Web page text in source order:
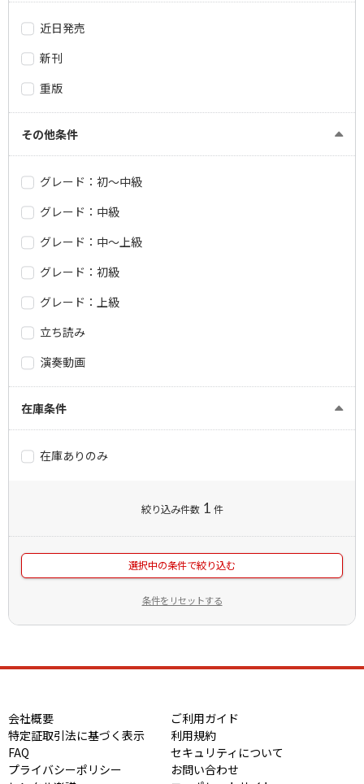
近日発売
新刊
重版
その他条件
グレード：初～中級
グレード：中級
グレード：中～上級
グレード：初級
グレード：上級
立ち読み
演奏動画
在庫条件
在庫ありのみ
絞り込み件数 1 件
選択中の条件で絞り込む
条件をリセットする
会社概要
ご利用ガイド
特定証取引法に基づく表示
利用規約
FAQ
セキュリティについて
プライバシーポリシー
お問い合わせ